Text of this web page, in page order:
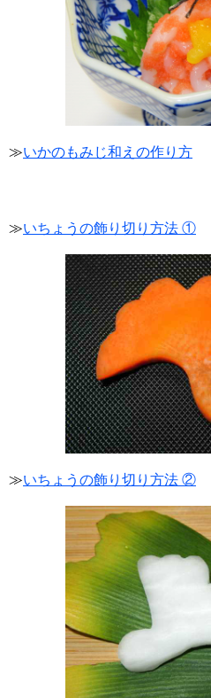
≫いかのもみじ和えの作り方
≫いちょうの飾り切り方法 ①
≫いちょうの飾り切り方法 ②